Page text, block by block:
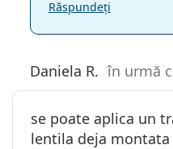
Răspundeți
Daniela R. în urmă
se poate aplica un
lentila deja